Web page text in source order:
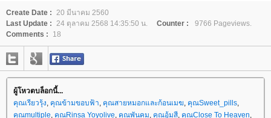
Create Date :
20 มีนาคม 2560
Last Update :
24 ตุลาคม 2568 14:35:50 น. Counter :
9766 Pageviews.
Comments :
18
ผู้โหวตบล็อกนี้...
คุณเรียวรุ้ง คุณข้ามขอบฟ้า คุณสายหมอกและก้อนเมฆ คุณSweet_pills
คุณmultiple คุณRinsa Yoyolive คุณพันคม คุณอุ้มสี คุณClose To Heaven